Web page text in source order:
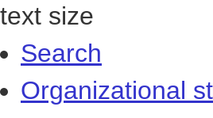
text size
Search
Organizational